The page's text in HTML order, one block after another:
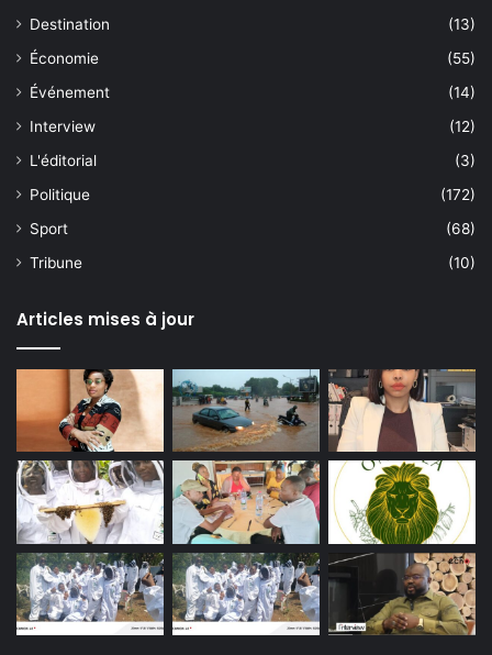
Destination
(13)
Économie
(55)
Événement
(14)
Interview
(12)
L'éditorial
(3)
Politique
(172)
Sport
(68)
Tribune
(10)
Articles mises à jour